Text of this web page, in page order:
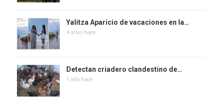
Yalitza Aparicio de vacaciones en la…
4 años hace
Detectan criadero clandestino de…
1 año hace